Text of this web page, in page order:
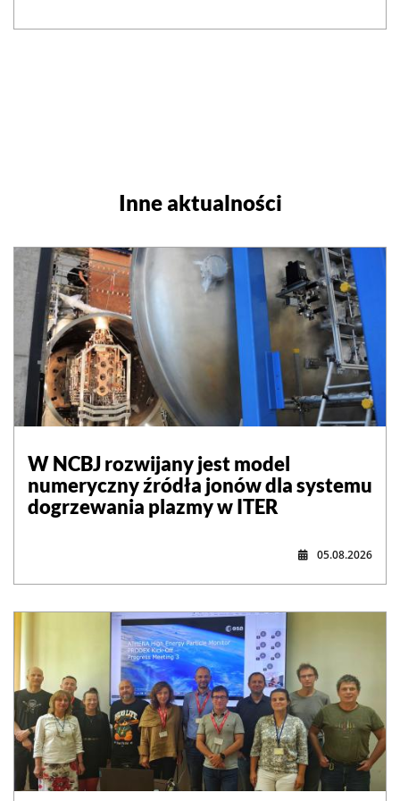
Inne aktualności
W NCBJ rozwijany jest model
numeryczny źródła jonów dla systemu
dogrzewania plazmy w ITER
05.08.2026